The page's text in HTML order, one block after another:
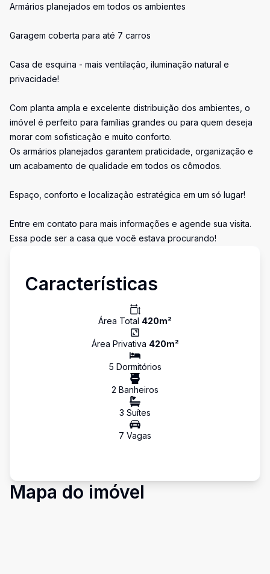
Armários planejados em todos os ambientes
Garagem coberta para até 7 carros
Casa de esquina - mais ventilação, iluminação natural e
privacidade!
Com planta ampla e excelente distribuição dos ambientes, o
imóvel é perfeito para famílias grandes ou para quem deseja
morar com sofisticação e muito conforto.
Os armários planejados garantem praticidade, organização e
um acabamento de qualidade em todos os cômodos.
Espaço, conforto e localização estratégica em um só lugar!
Entre em contato para mais informações e agende sua visita.
Essa pode ser a casa que você estava procurando!
Características
Área Total 420m²
Área Privativa 420m²
5 Dormitórios
2 Banheiros
3 Suítes
7 Vagas
Mapa do imóvel